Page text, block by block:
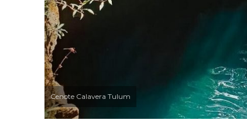
Cenote Calavera Tulum